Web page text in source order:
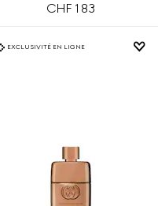
CHF 183
EXCLUSIVITÉ EN LIGNE